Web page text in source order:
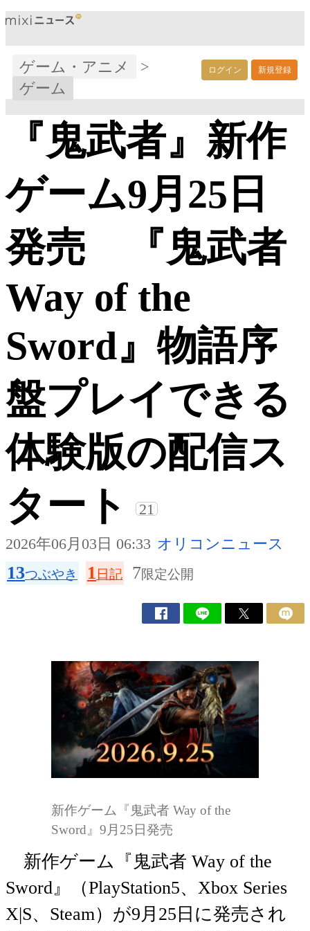
ログイン 新規登録
ゲーム・アニメ
>
ゲーム
『鬼武者』新作
ゲーム9月25日
発売 『鬼武者
Way of the
Sword』物語序
盤プレイできる
体験版の配信ス
タート
21
2026年06月03日 06:33 オリコンニュース
13つぶやき 1 日記 7限定公開
新作ゲーム『鬼武者 Way of the
Sword』9月25日発売
新作ゲーム『鬼武者 Way of the
Sword』（PlayStation5、Xbox Series
X|S、Steam）が9月25日に発売され